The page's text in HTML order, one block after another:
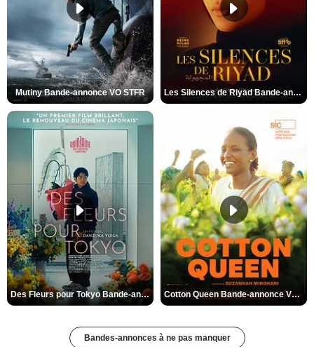
Mutiny Bande-annonce VO STFR Les Silences de Riyad Bande-annonce VO STFR
Des Fleurs pour Tokyo Bande-annonce VO STFR Cotton Queen Bande-annonce VO STFR
Bandes-annonces à ne pas manquer